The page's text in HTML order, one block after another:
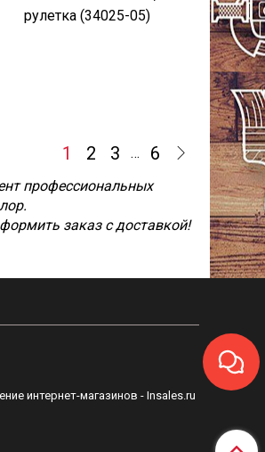
рулетка (34025-05)
1 2 3 … 6
профессиональных
заказ с доставкой!
интернет-магазинов - Insales.ru